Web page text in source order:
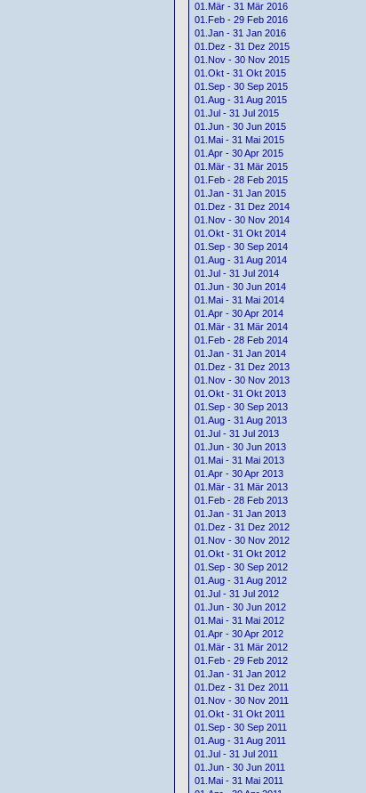
01.Mär - 31 Mär 2016
01.Feb - 29 Feb 2016
01.Jan - 31 Jan 2016
01.Dez - 31 Dez 2015
01.Nov - 30 Nov 2015
01.Okt - 31 Okt 2015
01.Sep - 30 Sep 2015
01.Aug - 31 Aug 2015
01.Jul - 31 Jul 2015
01.Jun - 30 Jun 2015
01.Mai - 31 Mai 2015
01.Apr - 30 Apr 2015
01.Mär - 31 Mär 2015
01.Feb - 28 Feb 2015
01.Jan - 31 Jan 2015
01.Dez - 31 Dez 2014
01.Nov - 30 Nov 2014
01.Okt - 31 Okt 2014
01.Sep - 30 Sep 2014
01.Aug - 31 Aug 2014
01.Jul - 31 Jul 2014
01.Jun - 30 Jun 2014
01.Mai - 31 Mai 2014
01.Apr - 30 Apr 2014
01.Mär - 31 Mär 2014
01.Feb - 28 Feb 2014
01.Jan - 31 Jan 2014
01.Dez - 31 Dez 2013
01.Nov - 30 Nov 2013
01.Okt - 31 Okt 2013
01.Sep - 30 Sep 2013
01.Aug - 31 Aug 2013
01.Jul - 31 Jul 2013
01.Jun - 30 Jun 2013
01.Mai - 31 Mai 2013
01.Apr - 30 Apr 2013
01.Mär - 31 Mär 2013
01.Feb - 28 Feb 2013
01.Jan - 31 Jan 2013
01.Dez - 31 Dez 2012
01.Nov - 30 Nov 2012
01.Okt - 31 Okt 2012
01.Sep - 30 Sep 2012
01.Aug - 31 Aug 2012
01.Jul - 31 Jul 2012
01.Jun - 30 Jun 2012
01.Mai - 31 Mai 2012
01.Apr - 30 Apr 2012
01.Mär - 31 Mär 2012
01.Feb - 29 Feb 2012
01.Jan - 31 Jan 2012
01.Dez - 31 Dez 2011
01.Nov - 30 Nov 2011
01.Okt - 31 Okt 2011
01.Sep - 30 Sep 2011
01.Aug - 31 Aug 2011
01.Jul - 31 Jul 2011
01.Jun - 30 Jun 2011
01.Mai - 31 Mai 2011